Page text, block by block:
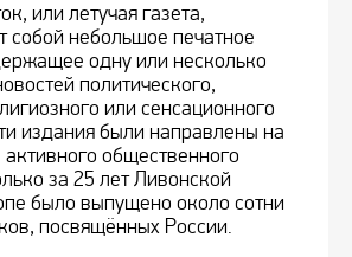
или летучая газета,
собой небольшое печатное
одну или несколько
политического,
или сенсационного
издания были направлены на
общественного
за 25 лет Ливонской
было выпущено около сотни
посвящённых России.